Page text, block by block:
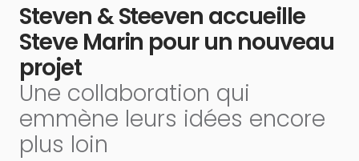
Steven & Steeven accueille
Steve Marin pour un nouveau
projet
Une collaboration qui
emmène leurs idées encore
plus loin